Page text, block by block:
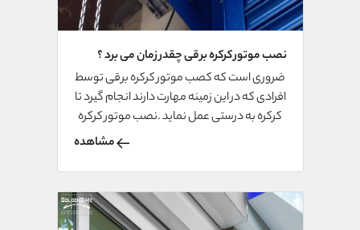
نصب موتور کرکره برقی چقدر زمان می برد ؟
ضروری است که کصب موتور کرکره برقی توسط
افرادی که در این زمینه مهارت دارند انجام گیرد تا
کرکره به درستی عمل نماید .نصب موتور کرکره
ب قی به طور معمول بین ۵تا۸ ساعت زمان
مشاهده